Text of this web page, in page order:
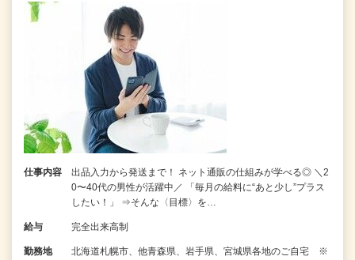
仕事内容
出品入力から発送まで！ ネット通販の仕組みが学べる◎ ＼2
0〜40代の男性が活躍中／ 「毎月の給料に“あと少し”プラス
したい！」 ⇒そんな〈目標〉を…
給与 完全出来高制
勤務地
北海道札幌市、他青森県、岩手県、宮城県各地のご自宅 ※